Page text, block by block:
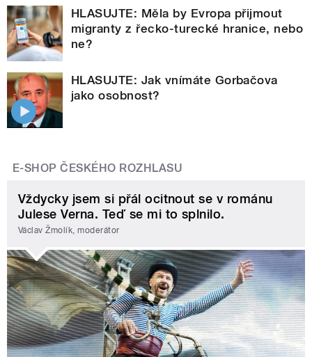
HLASUJTE: Měla by Evropa přijmout
migranty z řecko-turecké hranice, nebo
ne?
HLASUJTE: Jak vnímáte Gorbačova
jako osobnost?
E-SHOP ČESKÉHO ROZHLASU
Vždycky jsem si přál ocitnout se v románu
Julese Verna. Teď se mi to splnilo.
Václav Žmolík, moderátor